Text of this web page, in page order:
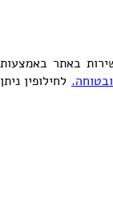
באתר באמצעות
לחילופין ניתן